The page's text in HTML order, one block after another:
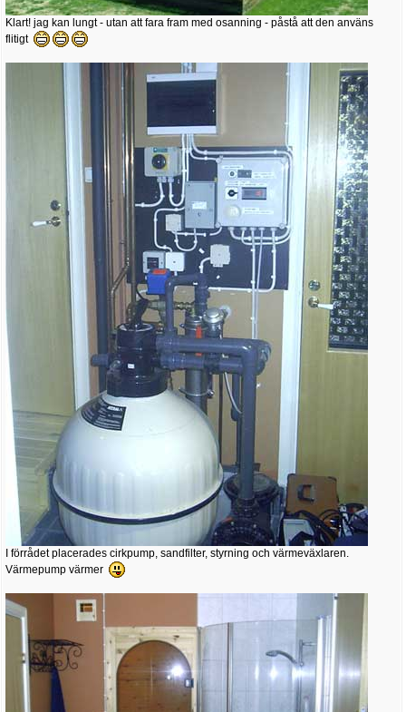
Klart! jag kan lungt - utan att fara fram med osanning - påstå att den använs
flitigt
I förrådet placerades cirkpump, sandfilter, styrning och värmeväxlaren.
Värmepump värmer